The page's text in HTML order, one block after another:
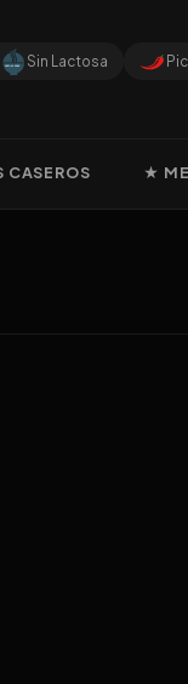
Sin Lactosa
CASEROS ★